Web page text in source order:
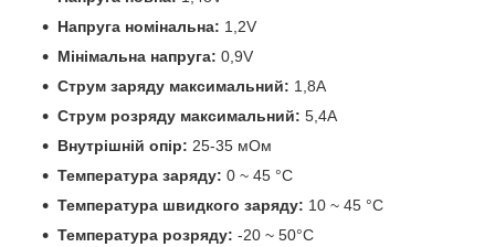
Напруга номінальна: 1,2V
Мінімальна напруга: 0,9V
Струм заряду максимальний: 1,8A
Струм розряду максимальний: 5,4A
Внутрішній опір: 25-35 мОм
Температура заряду: 0 ~ 45 °С
Температура швидкого заряду: 10 ~ 45 °С
Температура розряду: -20 ~ 50°С